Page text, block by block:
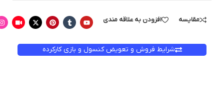
مقایسه افزودن به علاقه مندی
شرایط فروش و تعویض کنسول و بازی کارکرده